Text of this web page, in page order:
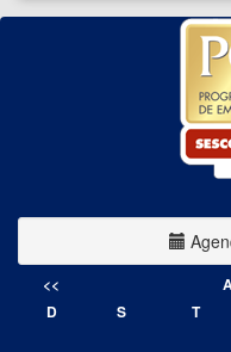
<<
D
S T